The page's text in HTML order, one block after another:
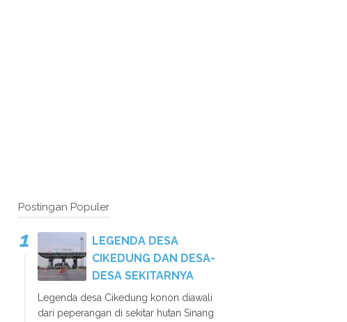
Postingan Populer
LEGENDA DESA
CIKEDUNG DAN DESA-
DESA SEKITARNYA
Legenda desa Cikedung konon diawali
dari peperangan di sekitar hutan Sinang